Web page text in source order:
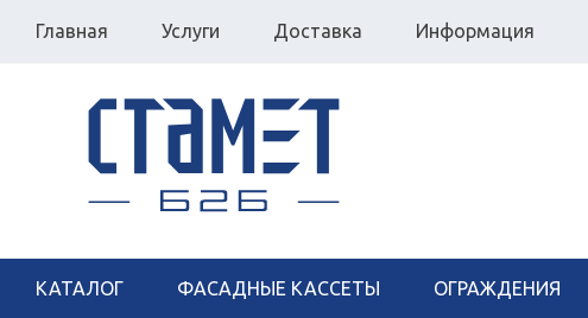
Главная Услуги Доставка Информация
КАТАЛОГ ФАСАДНЫЕ КАССЕТЫ ОГРАЖДЕНИЯ